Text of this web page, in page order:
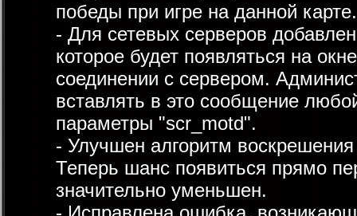
победы при игре на данной карте.
- Для сетевых серверов
которое будет появляться на
соединении с сервером.
вставлять в это сообщение
параметры "scr_motd".
- Улучшен алгоритм воскрешения
Теперь шанс появиться прямо
значительно уменьшен.